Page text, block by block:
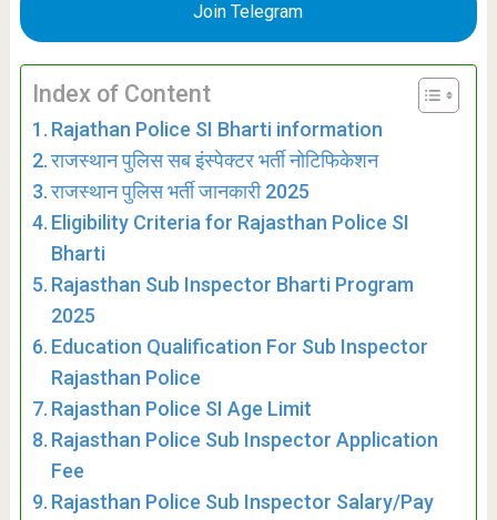
Join Telegram
Index of Content
Rajathan Police SI Bharti information
राजस्थान पुलिस सब इंस्पेक्टर भर्ती नोटिफिकेशन
राजस्थान पुलिस भर्ती जानकारी 2025
Eligibility Criteria for Rajasthan Police SI
Bharti
Rajasthan Sub Inspector Bharti Program
2025
Education Qualification For Sub Inspector
Rajasthan Police
Rajasthan Police SI Age Limit
Rajasthan Police Sub Inspector Application
Fee
Rajasthan Police Sub Inspector Salary/Pay